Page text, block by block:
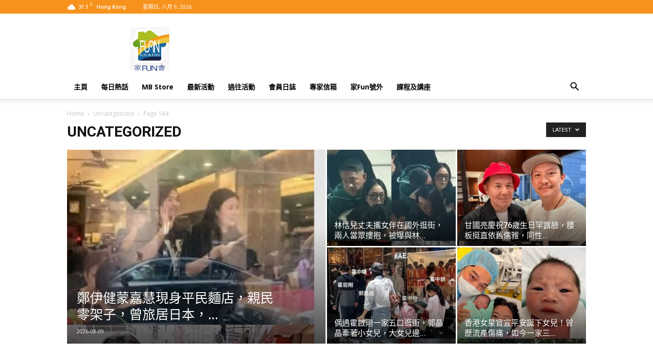
31.1 C Hong Kong 星期日, 八月 9, 2026
主頁 每日熱話 MB Store 最新活動 過往活動 會員日誌 專家信箱 家Fun號外 課程及講座
Home Uncategorized Page 184
UNCATEGORIZED LATEST
鄭伊健蒙嘉慧現身平民麵店，親民
零架子，曾旅居日本，...
2026-08-09
林恬兒丈夫攜女伴在國外逛街，
兩人當眾摟抱，被曝與林...
甘國亮慶祝76歲生日罕露臉，腰
板挺直依舊儒雅，同性...
偶遇霍啟剛一家五口逛街，郭晶
晶牽著小女兒，大女兒邊...
香港女星官宣平安誕下女兒！曾
歷流產傷痛，如今一家三...